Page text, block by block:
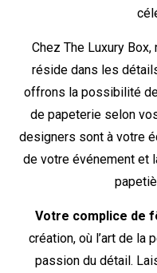
Chez The Luxury
réside dans les
offrons la possibilité
de papeterie selon
designers sont à votre
de votre événement et
Votre complice de
création, où l’art de la
passion du détail.